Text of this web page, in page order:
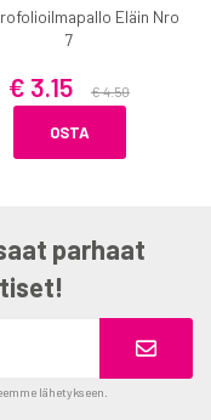
Eläin Nro
7
€ 3.15 € 4.50
OSTA
parhaat
lähetykseen.